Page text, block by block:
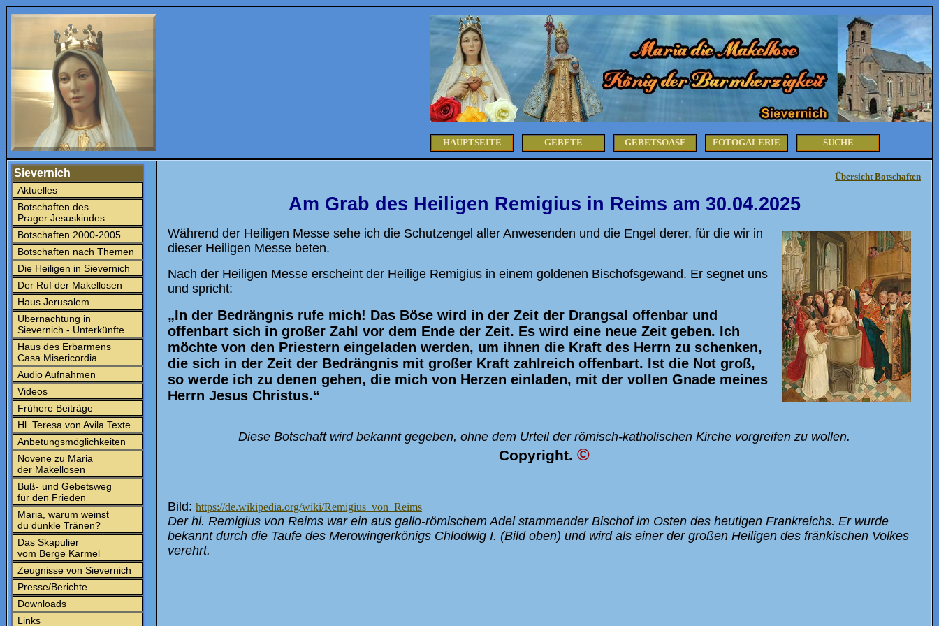
HAUPTSEITE GEBETE GEBETSOASE FOTOGALERIE SUCHE
Sievernich
Aktuelles
Botschaften des
Prager Jesuskindes
Botschaften 2000-2005
Botschaften nach Themen
Die Heiligen in Sievernich
Der Ruf der Makellosen
Haus Jerusalem
Übernachtung in
Sievernich - Unterkünfte
Haus des Erbarmens
Casa Misericordia
Audio Aufnahmen
Videos
Frühere Beiträge
Hl. Teresa von Avila Texte
Anbetungsmöglichkeiten
Novene zu Maria
der Makellosen
Buß- und Gebetsweg
für den Frieden
Maria, warum weinst
du dunkle Tränen?
Das Skapulier
vom Berge Karmel
Zeugnisse von Sievernich
Presse/Berichte
Downloads
Links
Übersicht Botschaften
Am Grab des Heiligen Remigius in Reims am 30.04.2025
Während der Heiligen Messe sehe ich die Schutzengel aller Anwesenden und die Engel derer, für die wir in
dieser Heiligen Messe beten.
Nach der Heiligen Messe erscheint der Heilige Remigius in einem goldenen Bischofsgewand. Er segnet uns
und spricht:
„In der Bedrängnis rufe mich! Das Böse wird in der Zeit der Drangsal offenbar und
offenbart sich in großer Zahl vor dem Ende der Zeit. Es wird eine neue Zeit geben. Ich
möchte von den Priestern eingeladen werden, um ihnen die Kraft des Herrn zu schenken,
die sich in der Zeit der Bedrängnis mit großer Kraft zahlreich offenbart. Ist die Not groß,
so werde ich zu denen gehen, die mich von Herzen einladen, mit der vollen Gnade meines
Herrn Jesus Christus.“
Diese Botschaft wird bekannt gegeben, ohne dem Urteil der römisch-katholischen Kirche vorgreifen zu wollen.
Copyright. ©
Bild: https://de.wikipedia.org/wiki/Remigius_von_Reims
Der hl. Remigius von Reims war ein aus gallo-römischem Adel stammender Bischof im Osten des heutigen Frankreichs. Er wurde
bekannt durch die Taufe des Merowingerkönigs Chlodwig I. (Bild oben) und wird als einer der großen Heiligen des fränkischen Volkes
verehrt.